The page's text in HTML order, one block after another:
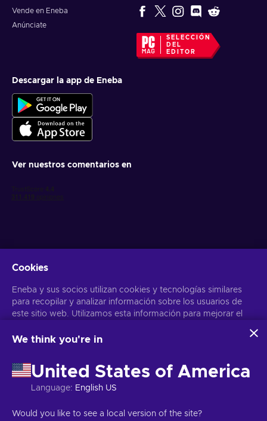
Vende en Eneba
Anúnciate
SELECCIÓN
DEL
EDITOR
Descargar la app de Eneba
Ver nuestros comentarios en
Obtén ofertas personalizadas de videojuegos
Suscribirse
Puedes darte de baja en cualquier momento. Visita el apartadoAviso
Copyright © 2026 Eneba. Todos los derechos reservados.
Cookies
Eneba y sus socios utilizan cookies y tecnologías similares
para recopilar y analizar información sobre los usuarios de
este sitio web. Utilizamos esta información para mejorar el
personales también pueden emplearse para personalizar los
Al hacer clic en «Aceptar todo», das tu consentimiento para
que Eneba y sus socios utilicen estas tecnologías. Puedes
ajustar tu consentimiento haciendo clic en «Personalizar»
tus datos, consulta la Seguridad y Privacidad de Google
We think you're in
United States of America
Language: English US
Would you like to see a local version of the site?